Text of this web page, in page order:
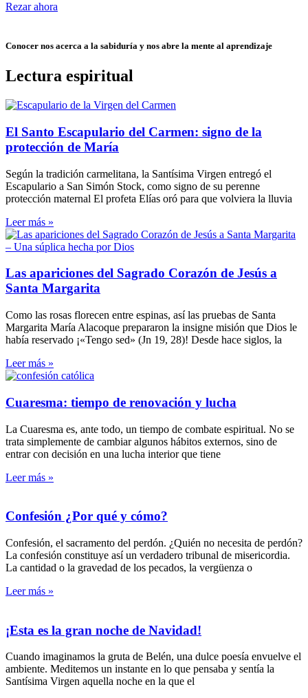
Rezar ahora
Conocer nos acerca a la sabiduría y nos abre la mente al aprendizaje
Lectura espiritual
El Santo Escapulario del Carmen: signo de la
protección de María
Según la tradición carmelitana, la Santísima Virgen entregó el
Escapulario a San Simón Stock, como signo de su perenne
protección maternal El profeta Elías oró para que volviera la lluvia
Leer más »
Las apariciones del Sagrado Corazón de Jesús a
Santa Margarita
Como las rosas florecen entre espinas, así las pruebas de Santa
Margarita María Alacoque prepararon la insigne misión que Dios le
había reservado ¡«Tengo sed» (Jn 19, 28)! Desde hace siglos, la
Leer más »
Cuaresma: tiempo de renovación y lucha
La Cuaresma es, ante todo, un tiempo de combate espiritual. No se
trata simplemente de cambiar algunos hábitos externos, sino de
entrar con decisión en una lucha interior que tiene
Leer más »
Confesión ¿Por qué y cómo?
Confesión, el sacramento del perdón. ¿Quién no necesita de perdón?
La confesión constituye así un verdadero tribunal de misericordia.
La cantidad o la gravedad de los pecados, la vergüenza o
Leer más »
¡Esta es la gran noche de Navidad!
Cuando imaginamos la gruta de Belén, una dulce poesía envuelve el
ambiente. Meditemos un instante en lo que pensaba y sentía la
Santísima Virgen aquella noche en la que el